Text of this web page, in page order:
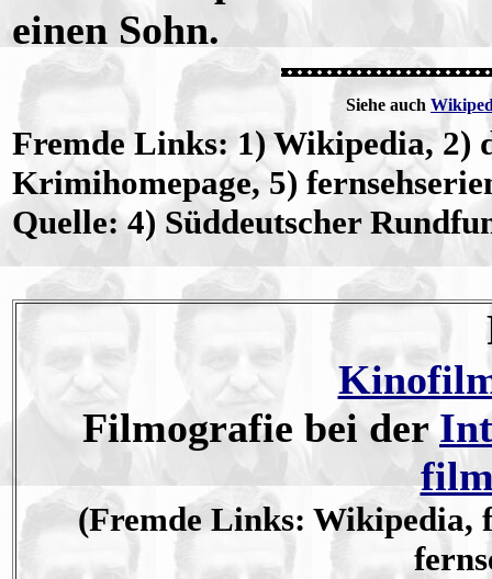
einen Sohn.
Siehe auch
Fremde Links: 1) Wikipedia, 2)
Krimihomepage, 5)
Quelle: 4) Süddeutscher
Filmografie bei der
(Fremde Links: Wikipedia,